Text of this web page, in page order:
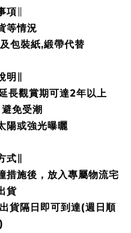
項
等情況
包裝紙,緞帶代替
明∥
長觀賞期可達2年以上
免受潮
陽或強光曝曬
式∥
措施後，放入專屬物流宅
貨
貨隔日即可到達(週日順